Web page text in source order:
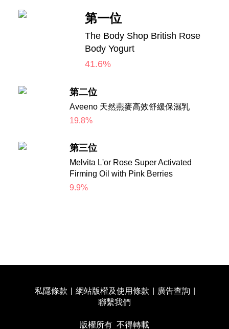
第一位
The Body Shop British Rose
Body Yogurt
41.6%
第二位
Aveeno 天然燕麥高效舒緩保濕乳
19.8%
第三位
Melvita L'or Rose Super Activated
Firming Oil with Pink Berries
9.9%
私隱條款 網站版權及使用條款 廣告查詢
聯繫我們
版權所有 不得轉載